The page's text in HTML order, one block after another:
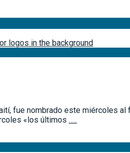
fue nombrado este miércoles al
«los últimos …..